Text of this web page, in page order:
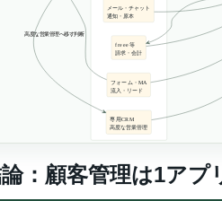
：顧客管理は1アプ